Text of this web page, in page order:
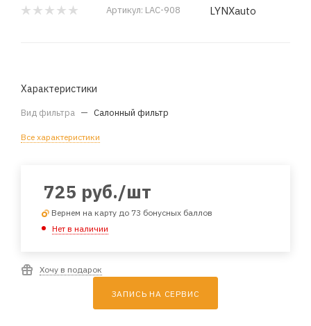
Артикул: LAC-908 LYNXauto
Характеристики
Вид фильтра — Салонный фильтр
Все характеристики
725 руб./шт
Вернем на карту до 73 бонусных баллов
Нет в наличии
Хочу в подарок
ЗАПИСЬ НА СЕРВИС